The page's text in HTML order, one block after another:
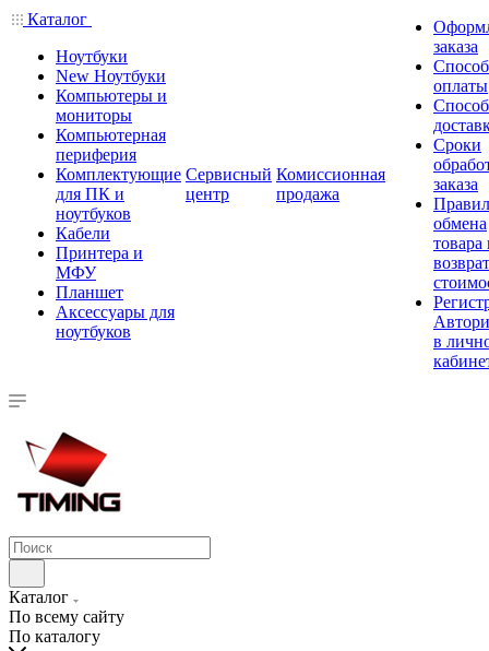
Каталог
Ноутбуки
New Ноутбуки
Компьютеры и
мониторы
Компьютерная
периферия
Комплектующие
для ПК и
ноутбуков
Кабели
Принтера и
МФУ
Планшет
Аксессуары для
ноутбуков
Сервисный
центр
Комиссионная
продажа
заказа
оплаты
Сроки
заказа
обмена
товара
в
Каталог
По всему сайту
По каталогу